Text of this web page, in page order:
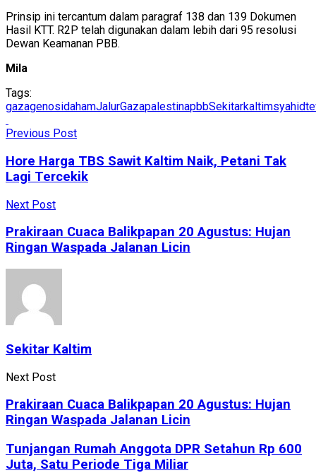
Prinsip ini tercantum dalam paragraf 138 dan 139 Dokumen
Hasil KTT. R2P telah digunakan dalam lebih dari 95 resolusi
Dewan Keamanan PBB.
Mila
Tags:
gazagenosidahamJalurGazapalestinapbbSekitarkaltimsyahid
Previous Post
Hore Harga TBS Sawit Kaltim Naik, Petani Tak
Lagi Tercekik
Next Post
Prakiraan Cuaca Balikpapan 20 Agustus: Hujan
Ringan Waspada Jalanan Licin
Sekitar Kaltim
Next Post
Prakiraan Cuaca Balikpapan 20 Agustus: Hujan
Ringan Waspada Jalanan Licin
Tunjangan Rumah Anggota DPR Setahun Rp 600
Juta, Satu Periode Tiga Miliar